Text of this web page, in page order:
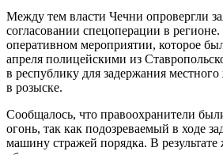
Между тем власти Чечни опровергли
согласовании спецоперации в регионе.
оперативном мероприятии, которое
апреля полицейскими из
в республику для задержания
в розыске.
Сообщалось, что правоохранители
огонь, так как подозреваемый в ходе
машину стражей порядка. В